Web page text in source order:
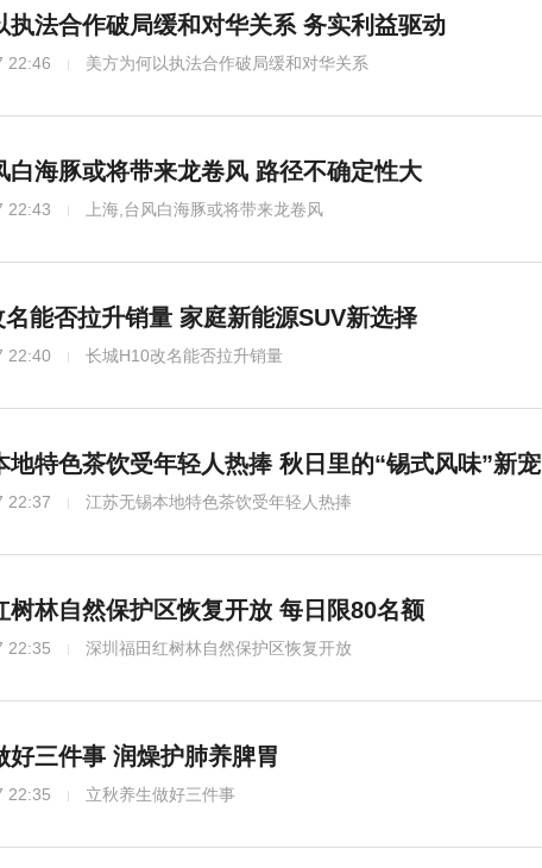
选 科学点单润燥养胃
猛 暴雨破纪录
执法合作破局缓和对华关系 务实利益驱动
22:46 美方为何以执法合作破局缓和对华关系
白海豚或将带来龙卷风 路径不确定性大
22:43 上海,台风白海豚或将带来龙卷风
能否拉升销量 家庭新能源SUV新选择
22:40 长城H10改名能否拉升销量
地特色茶饮受年轻人热捧 秋日里的“锡式风味”新宠
22:37 江苏无锡本地特色茶饮受年轻人热捧
树林自然保护区恢复开放 每日限80名额
22:35 深圳福田红树林自然保护区恢复开放
好三件事 润燥护肺养脾胃
22:35 立秋养生做好三件事